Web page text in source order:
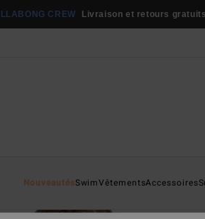
CREW Livraison et retours
NouveautésSwimVêtementsAccessoires